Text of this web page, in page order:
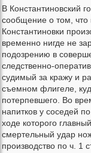
В Константиновский
сообщение о том, что
Константиновки
временно нигде не
подозрению в
следственно-
судимый за кражу и
съемном флигеле,
потерпевшего. Во
напитков у соседей
ходе которого
смертельный удар
производство по ч. 1